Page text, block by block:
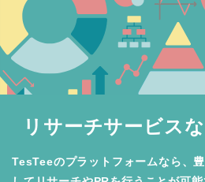
リサーチサービス
TesTeeのプラットフォームなら、